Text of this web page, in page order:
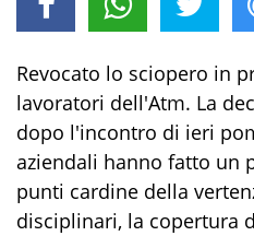
Revocato lo sciopero in
lavoratori dell'Atm. La
dopo l'incontro di ieri
aziendali hanno fatto un
punti cardine della
disciplinari, la copertura